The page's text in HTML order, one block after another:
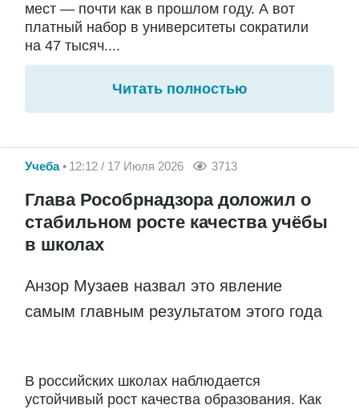
мест — почти как в прошлом году. А вот
платный набор в университеты сократили
на 47 тысяч....
Читать полностью
Учеба 12:12 / 17 Июля 2026 3713
Глава Рособрнадзора доложил о
стабильном росте качества учёбы
в школах
Анзор Музаев назвал это явление
самым главным результатом этого года
В российских школах наблюдается
устойчивый рост качества образования. Как